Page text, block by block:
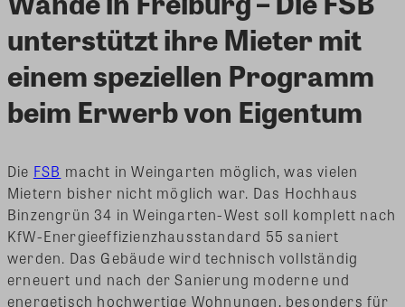
unterstützt ihre Mieter mit
einem speziellen Programm
beim Erwerb von Eigentum
Die FSB macht in Weingarten möglich, was vielen
Mietern bisher nicht möglich war. Das Hochhaus
Binzengrün 34 in Weingarten-West soll komplett nach
KfW-Energieeffizienzhausstandard 55 saniert
werden. Das Gebäude wird technisch vollständig
erneuert und nach der Sanierung moderne und
energetisch hochwertige Wohnungen, besonders für